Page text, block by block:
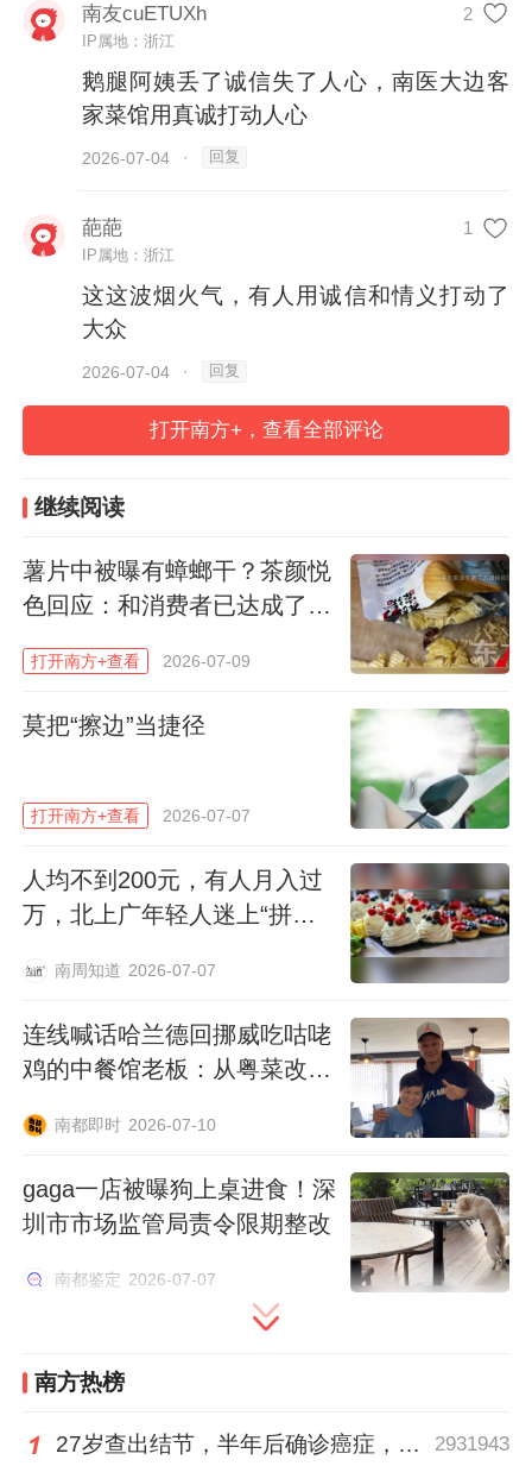
科大学附近的廖记客家菜馆用“暂停营业一
被一句童言戳破滤镜——雷军的热干面吃出
1.所有热度起止日期均来自搜索结果中权威
媒体的报道标题和正文（如澎湃新闻、36
氪、经济网等）；搜索覆盖微博、抖音、小
红书、微信等平台。
2.各事件“热度核心日期”即话题登上热搜或
被媒体集中报道的时间段，以此作为热度持
续时长的可信计算依据。
专业支撑。
南友cuETUXh 2
IP属地：浙江
鹅腿阿姨丢了诚信失了人心，南医大边客
家菜馆用真诚打动人心
2026-07-04 · 回复
葩葩 1
IP属地：浙江
这这波烟火气，有人用诚信和情义打动了
大众
2026-07-04 · 回复
打开南方+，查看全部评论
继续阅读
薯片中被曝有蟑螂干？茶颜悦
色回应：和消费者已达成了共
打开南方+查看 2026-07-09
莫把“擦边”当捷径
打开南方+查看 2026-07-07
人均不到200元，有人月入过
万，北上广年轻人迷上“拼好
南周知道 2026-07-07
连线喊话哈兰德回挪威吃咕咾
鸡的中餐馆老板：从粤菜改良
南都即时 2026-07-10
gaga一店被曝狗上桌进食！深
圳市市场监管局责令限期整改
南都鉴定 2026-07-07
南方热榜
27岁查出结节，半年后确诊癌症，甲状腺癌真的“懒”吗？ 2931943